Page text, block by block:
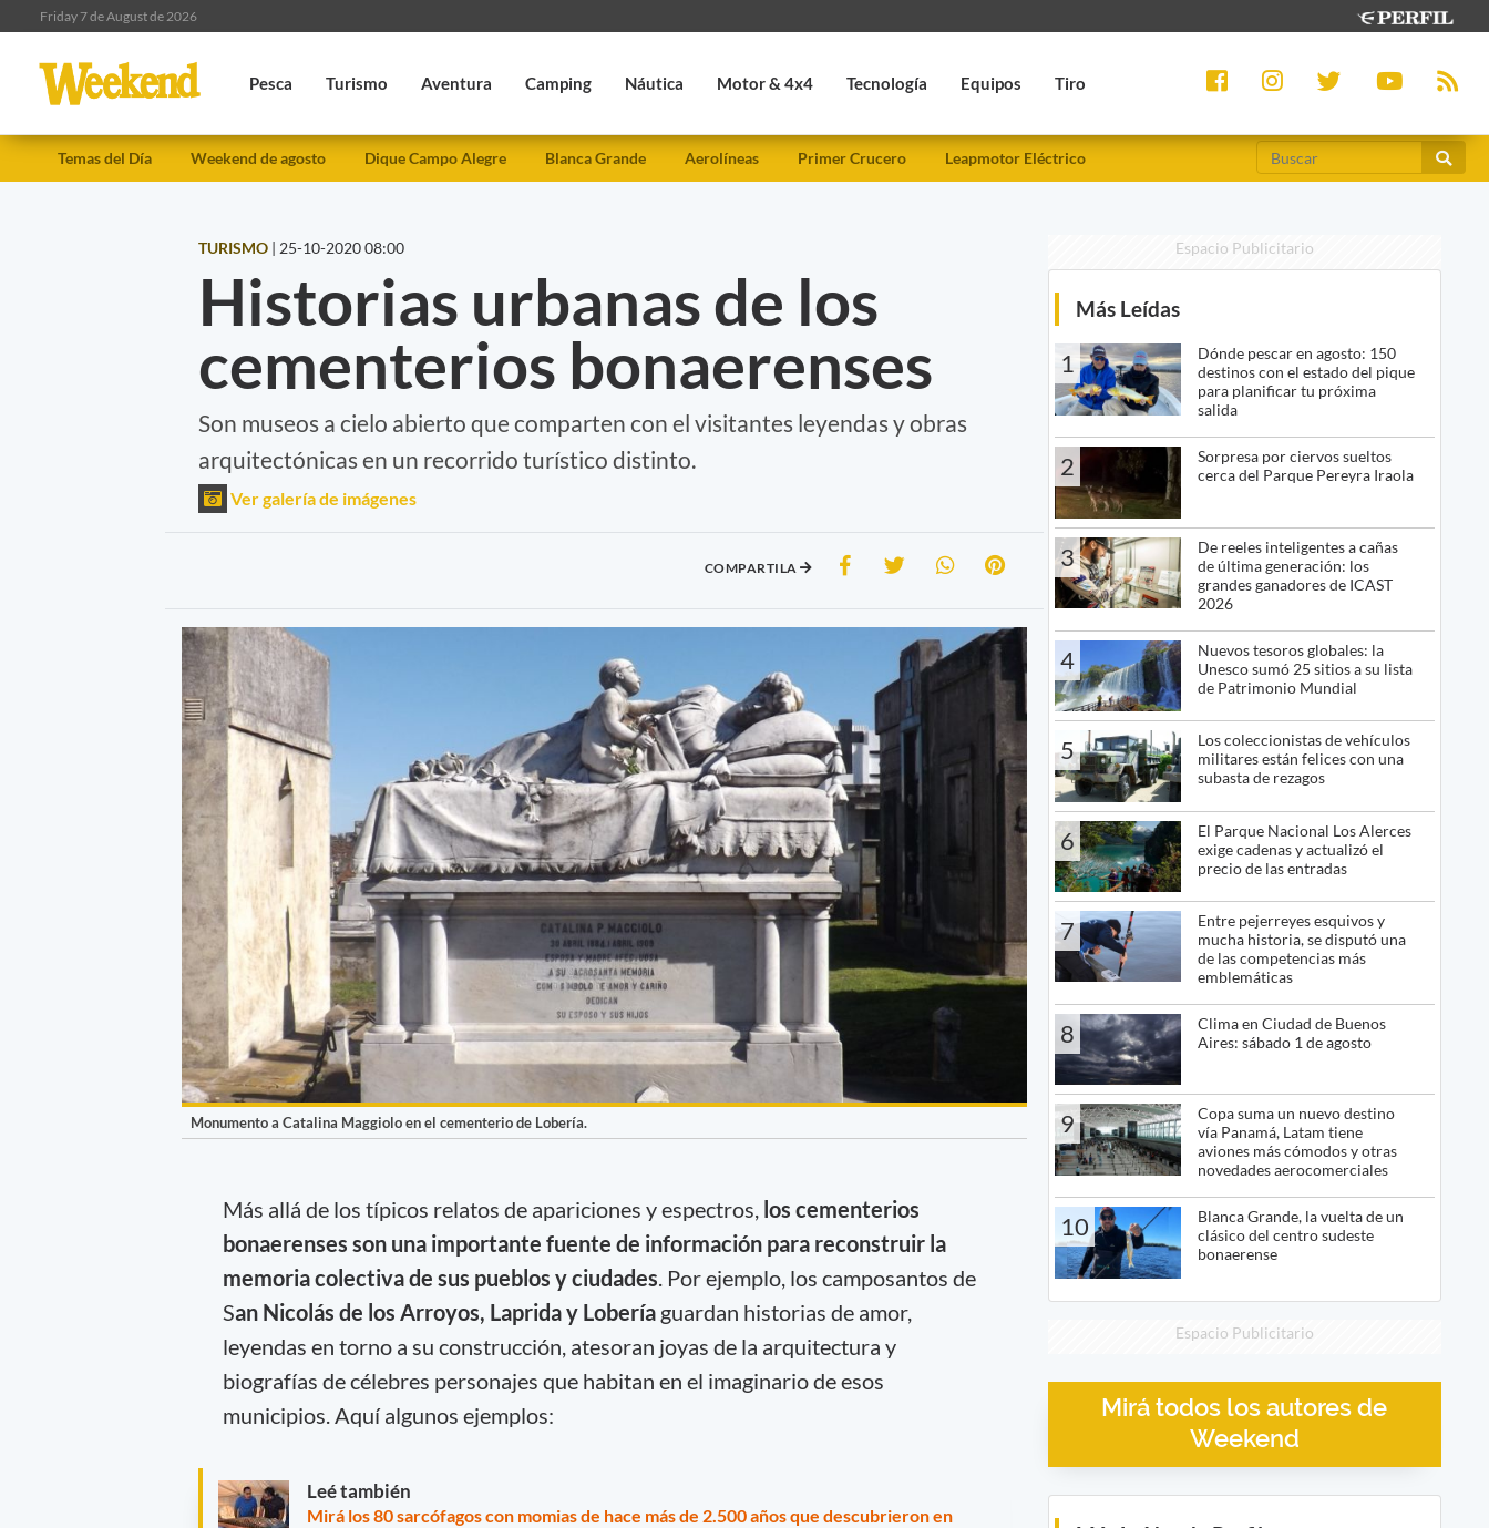
Friday 7 de August de 2026
Pesca Turismo Aventura Camping Náutica Motor & 4x4 Tecnología Equipos Tiro
Temas del Día Weekend de agosto Dique Campo Alegre Blanca Grande Aerolíneas Primer Crucero Leapmotor Eléctrico
TURISMO | 25-10-2020 08:00
Historias urbanas de los
cementerios bonaerenses
Son museos a cielo abierto que comparten con el visitantes leyendas y obras
arquitectónicas en un recorrido turístico distinto.
Ver galería de imágenes
COMPARTILA
Monumento a Catalina Maggiolo en el cementerio de Lobería.
Más allá de los típicos relatos de apariciones y espectros, los cementerios
bonaerenses son una importante fuente de información para reconstruir la
memoria colectiva de sus pueblos y ciudades . Por ejemplo, los camposantos de
San Nicolás de los Arroyos, Laprida y Lobería guardan historias de amor,
leyendas en torno a su construcción, atesoran joyas de la arquitectura y
biografías de célebres personajes que habitan en el imaginario de esos
municipios. Aquí algunos ejemplos:
Leé también
Mirá los 80 sarcófagos con momias de hace más de 2.500 años que descubrieron en
Espacio Publicitario
Más Leídas
1
Dónde pescar en agosto: 150
destinos con el estado del pique
para planificar tu próxima
salida
2
Sorpresa por ciervos sueltos
cerca del Parque Pereyra Iraola
3
De reeles inteligentes a cañas
de última generación: los
grandes ganadores de ICAST
2026
4
Nuevos tesoros globales: la
Unesco sumó 25 sitios a su lista
de Patrimonio Mundial
5
Los coleccionistas de vehículos
militares están felices con una
subasta de rezagos
6
El Parque Nacional Los Alerces
exige cadenas y actualizó el
precio de las entradas
7
Entre pejerreyes esquivos y
mucha historia, se disputó una
de las competencias más
emblemáticas
8
Clima en Ciudad de Buenos
Aires: sábado 1 de agosto
9
Copa suma un nuevo destino
vía Panamá, Latam tiene
aviones más cómodos y otras
novedades aerocomerciales
10
Blanca Grande, la vuelta de un
clásico del centro sudeste
bonaerense
Espacio Publicitario
Mirá todos los autores de
Weekend